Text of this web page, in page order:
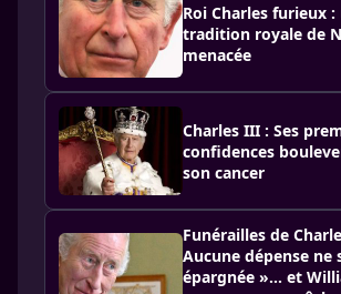
Roi Charles furieux :
tradition royale de
menacée
Charles III : Ses
confidences
son cancer
Funérailles de
Aucune dépense ne
épargnée »… et